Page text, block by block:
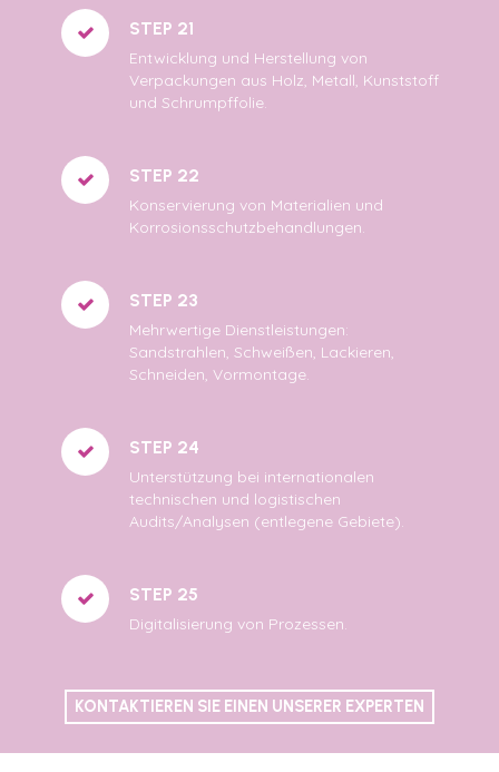
STEP 21
Entwicklung und Herstellung von
Verpackungen aus Holz, Metall, Kunststoff
und Schrumpffolie.
STEP 22
Konservierung von Materialien und
Korrosionsschutzbehandlungen.
STEP 23
Mehrwertige Dienstleistungen:
Sandstrahlen, Schweißen, Lackieren,
Schneiden, Vormontage.
STEP 24
Unterstützung bei internationalen
technischen und logistischen
Audits/Analysen (entlegene Gebiete).
STEP 25
Digitalisierung von Prozessen.
KONTAKTIEREN SIE EINEN UNSERER EXPERTEN